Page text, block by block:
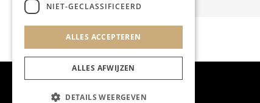
NIET-GECLASSIFICEERD
ALLES ACCEPTEREN
ALLES AFWIJZEN
DETAILS WEERGEVEN